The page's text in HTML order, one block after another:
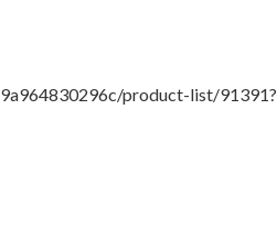
product-list/91391?